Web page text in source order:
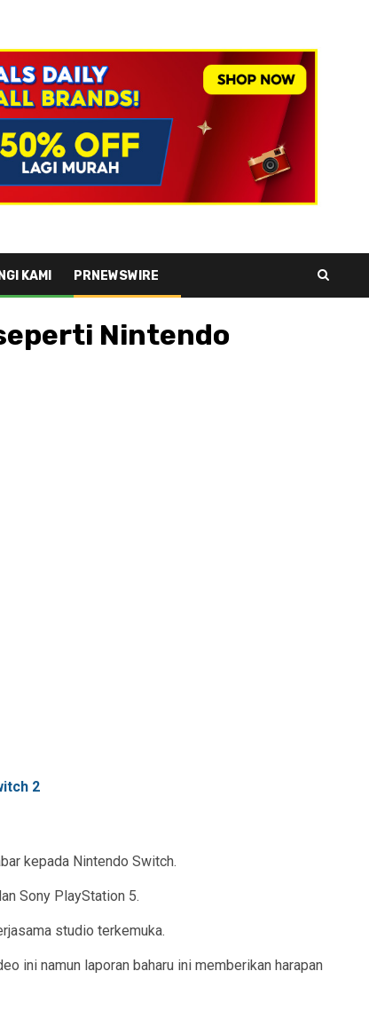
KAMI PRNEWSWIRE
Nintendo
kepada Nintendo Switch.
Sony PlayStation 5.
studio terkemuka.
ini namun laporan baharu ini memberikan harapan